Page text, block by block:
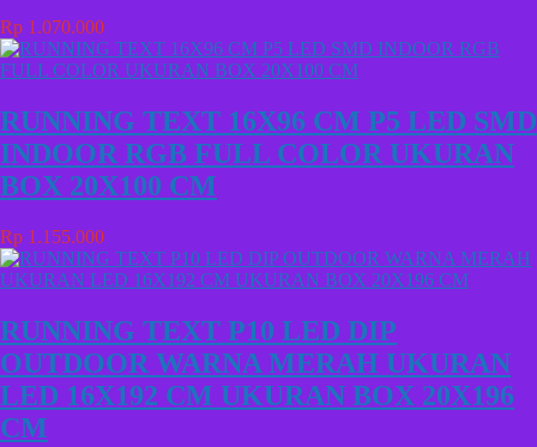
Rp 1.070.000
RUNNING TEXT 16X96 CM P5 LED SMD
INDOOR RGB FULL COLOR UKURAN
BOX 20X100 CM
Rp 1.155.000
RUNNING TEXT P10 LED DIP
OUTDOOR WARNA MERAH UKURAN
LED 16X192 CM UKURAN BOX 20X196
CM